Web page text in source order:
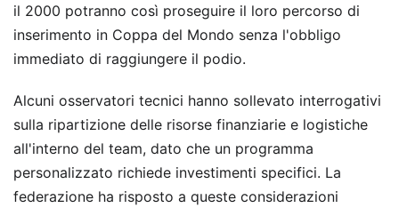
il 2000 potranno così proseguire il loro percorso di
inserimento in Coppa del Mondo senza l'obbligo
immediato di raggiungere il podio.
Alcuni osservatori tecnici hanno sollevato interrogativi
sulla ripartizione delle risorse finanziarie e logistiche
all'interno del team, dato che un programma
personalizzato richiede investimenti specifici. La
federazione ha risposto a queste considerazioni